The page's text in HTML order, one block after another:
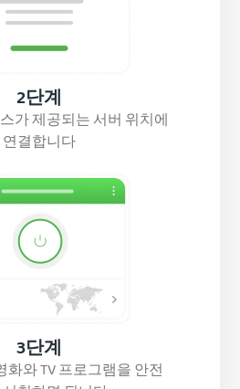
2단계
가 제공되는 서버 위치에
연결합니다
3단계
화와 TV 프로그램을 안전